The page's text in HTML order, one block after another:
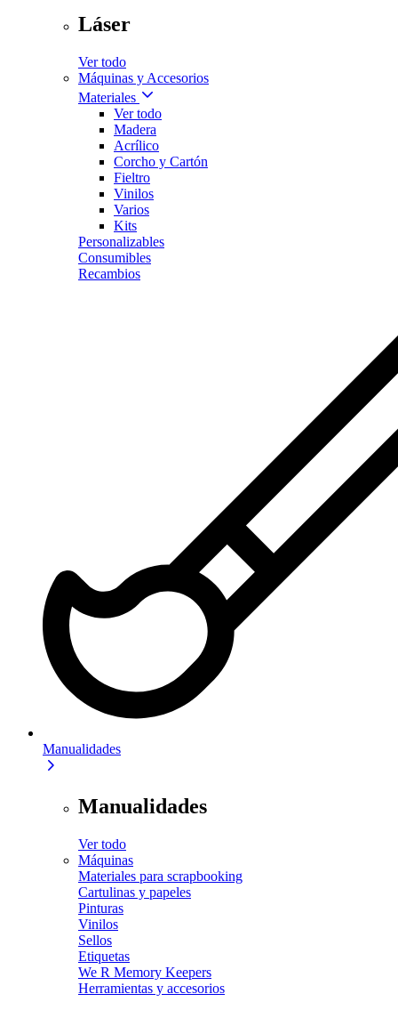
Láser
Ver todo
Máquinas y Accesorios
Materiales
Ver todo
Madera
Acrílico
Corcho y Cartón
Fieltro
Vinilos
Varios
Kits
Personalizables
Consumibles
Recambios
Manualidades
Manualidades
Ver todo
Máquinas
Materiales para scrapbooking
Cartulinas y papeles
Pinturas
Vinilos
Sellos
Etiquetas
We R Memory Keepers
Herramientas y accesorios